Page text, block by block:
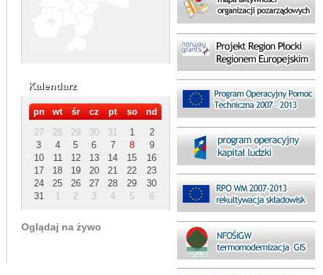
Kalendarz
pn wt śr cz pt so
nd
27
28 29 30 31 1
2
3
4 5 6 7 8
9
10
11 12 13 14 15
16
17
18 19 20 21 22
23
24
25 26 27 28 29
30
31
1 2 3 4 5 6
Oglądaj na żywo